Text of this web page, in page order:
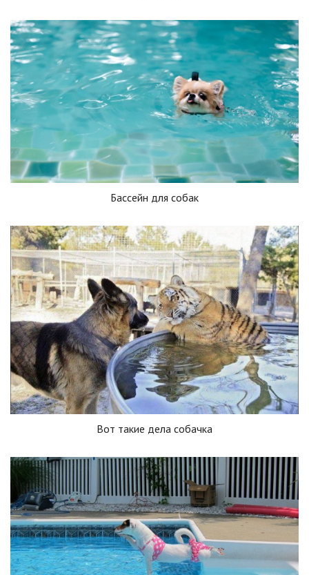
Бассейн для собак
Вот такие дела собачка